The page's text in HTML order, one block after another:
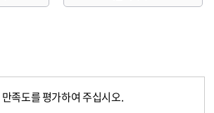
족도를 평가하여 주십시오.